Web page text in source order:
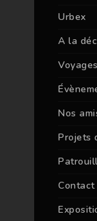
Urbex
A la
Nos
Projets
Contact